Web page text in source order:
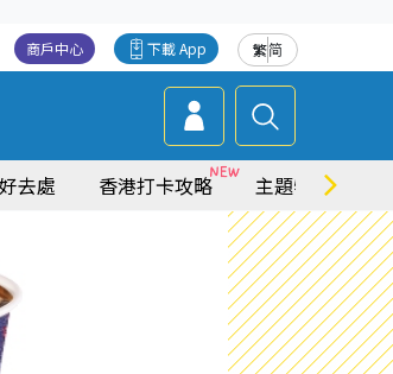
繁简
下載 App
商戶中心
去處 香港打卡攻略 主題特集